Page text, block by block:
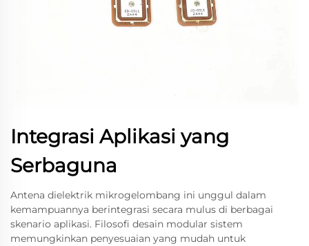
Integrasi Aplikasi yang
Serbaguna
Antena dielektrik mikrogelombang ini unggul dalam
kemampuannya berintegrasi secara mulus di berbagai
skenario aplikasi. Filosofi desain modular sistem
memungkinkan penyesuaian yang mudah untuk